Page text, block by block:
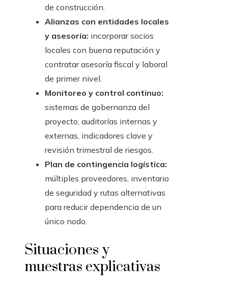
de construcción.
Alianzas con entidades locales
y asesoría: incorporar socios
locales con buena reputación y
contratar asesoría fiscal y laboral
de primer nivel.
Monitoreo y control continuo:
sistemas de gobernanza del
proyecto, auditorías internas y
externas, indicadores clave y
revisión trimestral de riesgos.
Plan de contingencia logística:
múltiples proveedores, inventario
de seguridad y rutas alternativas
para reducir dependencia de un
único nodo.
Situaciones y
muestras explicativas